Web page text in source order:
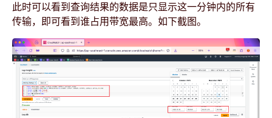
此时可以看到查询结果的数据是只显示这一分钟内的所有
传输，即可看到谁占用带宽最高。如下截图。